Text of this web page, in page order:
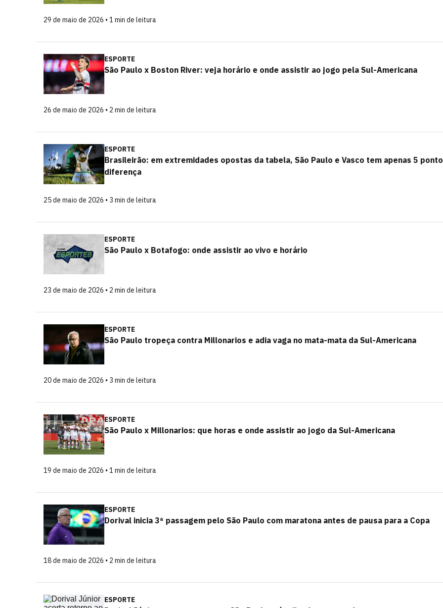
29 de maio de 2026 • 1 min de leitura
ESPORTE
São Paulo x Boston River: veja horário e onde assistir ao jogo pela Sul-Americana
26 de maio de 2026 • 2 min de leitura
ESPORTE
Brasileirão: em extremidades opostas da tabela, São Paulo e Vasco tem apenas 5
diferença
25 de maio de 2026 • 3 min de leitura
ESPORTE
São Paulo x Botafogo: onde assistir ao vivo e horário
23 de maio de 2026 • 2 min de leitura
ESPORTE
São Paulo tropeça contra Millonarios e adia vaga no mata-mata da Sul-Americana
20 de maio de 2026 • 3 min de leitura
ESPORTE
São Paulo x Millonarios: que horas e onde assistir ao jogo da Sul-Americana
19 de maio de 2026 • 1 min de leitura
ESPORTE
Dorival inicia 3ª passagem pelo São Paulo com maratona antes de pausa para a Copa
18 de maio de 2026 • 2 min de leitura
ESPORTE